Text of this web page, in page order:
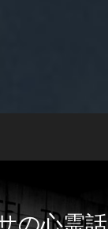
の心霊話